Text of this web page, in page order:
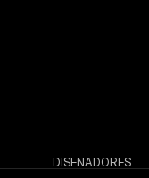
DISEÑADORES